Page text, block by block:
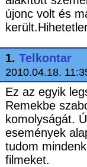
újonc volt és
1. Telkontar
2010.04.18.
Ez az egyik
Remekbe
komolyságát.
események
tudom
filmeket.